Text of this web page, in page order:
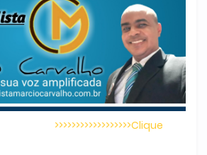
>>>>>>>>>>>>>>>>>>Clique